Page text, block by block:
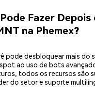
Fazer Depois
na Phemex?
pode desbloquear mais do
ao uso de bots
todos os recursos são
do setor e suporte